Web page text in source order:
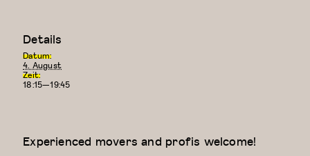
Experienced movers and profis welcome!
Details
Datum:
4. August
Zeit:
18:15—19:45